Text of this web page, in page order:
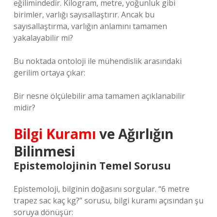
eğilimindedir. Kilogram, metre, yoğunluk gibi
birimler, varlığı sayısallaştırır. Ancak bu
sayısallaştırma, varlığın anlamını tamamen
yakalayabilir mi?
Bu noktada ontoloji ile mühendislik arasındaki
gerilim ortaya çıkar:
Bir nesne ölçülebilir ama tamamen açıklanabilir
midir?
Bilgi Kuramı ve Ağırlığın
Bilinmesi
Epistemolojinin Temel Sorusu
Epistemoloji, bilginin doğasını sorgular. “6 metre
trapez sac kaç kg?” sorusu, bilgi kuramı açısından şu
soruya dönüşür: